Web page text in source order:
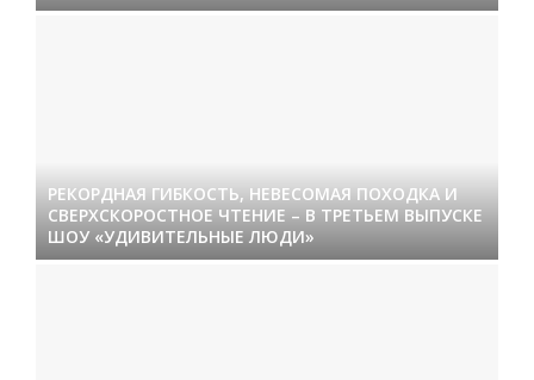
РЕКОРДНАЯ ГИБКОСТЬ, НЕВЕСОМАЯ ПОХОДКА И
СВЕРХСКОРОСТНОЕ ЧТЕНИЕ – В ТРЕТЬЕМ ВЫПУСКЕ
ШОУ «УДИВИТЕЛЬНЫЕ ЛЮДИ»